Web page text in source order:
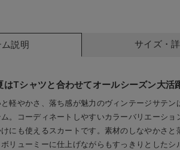
説明 サイズ・
はTシャツと合わせてオールシーズン大活
軽やかさ、落ち感が魅力のヴィンテージサテン
。コーディネートしやすいカラーバリエーショ
にも使えるスカートです。素材のしなやかさと
リューミーに仕上げながらもすっきりとしたシ